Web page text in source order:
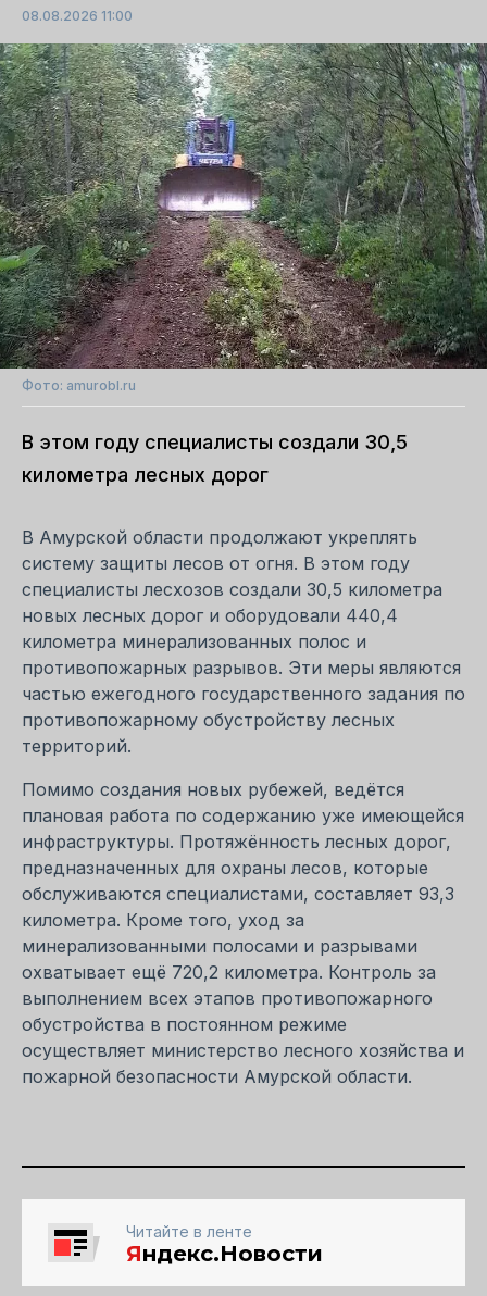
08.08.2026 11:00
Фото: amurobl.ru
В этом году специалисты создали 30,5
километра лесных дорог
В Амурской области продолжают укреплять
систему защиты лесов от огня. В этом году
специалисты лесхозов создали 30,5 километра
новых лесных дорог и оборудовали 440,4
километра минерализованных полос и
противопожарных разрывов. Эти меры являются
частью ежегодного государственного задания по
противопожарному обустройству лесных
территорий.
Помимо создания новых рубежей, ведётся
плановая работа по содержанию уже имеющейся
инфраструктуры. Протяжённость лесных дорог,
предназначенных для охраны лесов, которые
обслуживаются специалистами, составляет 93,3
километра. Кроме того, уход за
минерализованными полосами и разрывами
охватывает ещё 720,2 километра. Контроль за
выполнением всех этапов противопожарного
обустройства в постоянном режиме
осуществляет министерство лесного хозяйства и
пожарной безопасности Амурской области.
Читайте в ленте
Яндекс.Новости